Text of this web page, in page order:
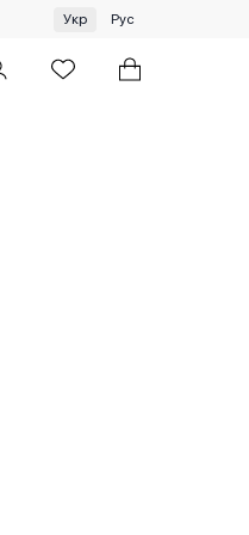
хустки ЦУМ by GUNIA
Укр Рус